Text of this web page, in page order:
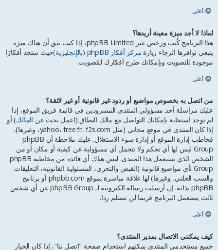
أعلى
لماذا لا أجد ميزة معينة أريدها؟
هذا البرنامج كُتب ورخص عبر phpBB Limited، إذا كنت تثق أن هناك ميزة
ينبغي توافرها الرجاء زيارة مركز أفكار phpBB (بالإنجليزية)
حيث ستجد أفكارًا
موجودة للتصويت وبإمكانك طرح أفكارك للتصويت.
أعلى
من اتصل به بخصوص مواضيع أو ردود غير قانونية أو غير لائقة؟
عليك مراسلة أحد مسؤولي المنتدى المسرودين في قائمة فريق الموقع، إذا
لم توجد استجابة بإمكانك التواصل مع مالك النطاق (اعمل بحث عن المالك) أو
إذا كان المنتدى في موقع مجاني (مثل yahoo، free.fr، f2s.com، وغيرها)،
فخاطب إدارة الموقع أو إدارة سوء الاستغلال. عليك ملاحظة أن phpBB
Group ليس لها أي تحكم ولا تتحمل أي مسؤولية عن كيفية أو مكان أو من
الشخص الذي يستعمل هذا المنتدى. ليس هناك أي فائدة من مخاطبة phpBB
Group لأي مواضيع قانونية (القبض والتحري، المسئولية القانونية، التعليقات
والسب العلني، وغيرها) لها علاقة مباشرة بموقع phpbb.com أو برنامج
phpBB بذاته. إن أرسلت رسالة الكترونية لـ phpBB Group عن أي شخص
ثالث يستعمل البرنامج فربما لن تستلم ردا.
أعلى
كيف يمكنني الاتصال بمدير المنتدى؟
جميع مستخدمي المنتدى يمكنهم استخدام صفحة "اتصل بنا"، إذا كان الخيار